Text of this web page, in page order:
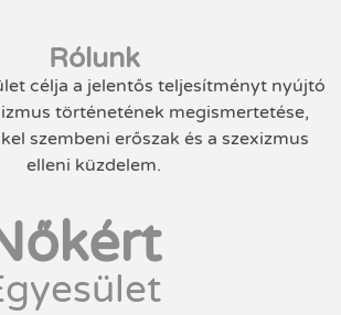
Rólunk
célja a jelentős teljesítményt nyújtó
történetének megismertetése,
szembeni erőszak és a szexizmus
elleni küzdelem.